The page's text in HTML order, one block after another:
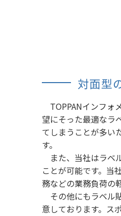
対面型
TOPPANインフォ
望にそった最適なラ
てしまうことが多い
す。
また、当社はラベ
ことが可能です。当
務などの業務負荷の
その他にもラベル
意しております。ス